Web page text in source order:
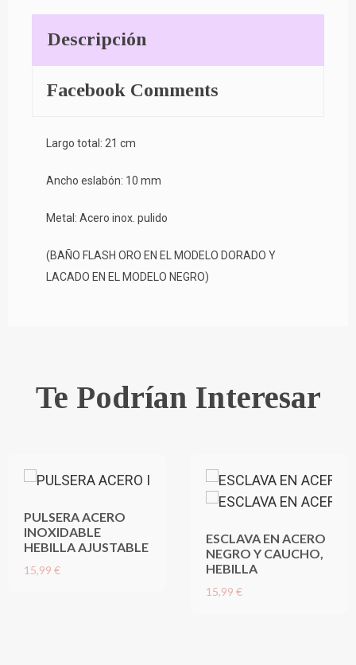
Descripción
Facebook Comments
Largo total: 21 cm
Ancho eslabón: 10 mm
Metal: Acero inox. pulido
(BAÑO FLASH ORO EN EL MODELO DORADO Y
LACADO EN EL MODELO NEGRO)
Te Podrían Interesar
PULSERA ACERO
INOXIDABLE
HEBILLA AJUSTABLE
15,99 €
ESCLAVA EN ACERO
NEGRO Y CAUCHO,
HEBILLA
15,99 €